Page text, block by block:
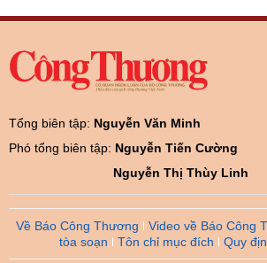
Tổng biên tập: Nguyễn Văn Minh
Phó tổng biên tập: Nguyễn Tiến Cường
Nguyễn Thị Thùy Linh
Về Báo Công Thương Video về Báo Công
tòa soạn
Tôn chỉ mục đích Quy